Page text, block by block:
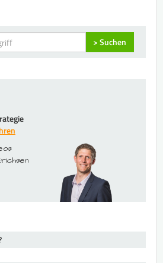
> Suchen